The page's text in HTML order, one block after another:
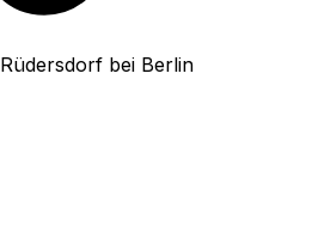
Rüdersdorf bei Berlin